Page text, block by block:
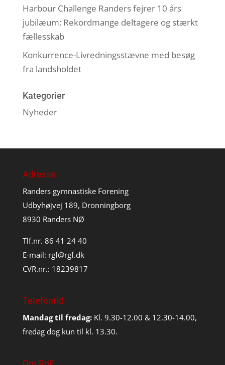
Harbour Challenge Randers fejrer 10 års
jubilæum: Rekordmange deltagere og stærkt
fællesskab
Konkurrence-Livredningsstævne med besøg
fra landsholdet
Kategorier
Nyheder
Adresse
Randers gymnastiske Forening
Udbyhøjvej 189, Dronningborg
8930 Randers NØ
Tlf.nr. 86 41 24 40
E-mail: rgf@rgf.dk
CVR.nr.: 18239817
Telefontid
Mandag til fredag: Kl. 9.30-12.00 & 12.30-14.00,
fredag dog kun til kl. 13.30.